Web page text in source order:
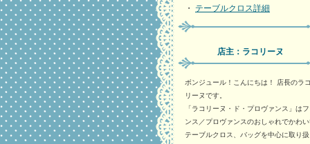
・ テーブルクロス詳細
店主：ラコリーヌ
ボンジュール！こんにちは！ 店長のラコ
リーヌです。
「ラコリーヌ・ド・プロヴァンス」はフ
ンス／プロヴァンスのおしゃれでかわ
テーブルクロス、バッグを中心に取り扱